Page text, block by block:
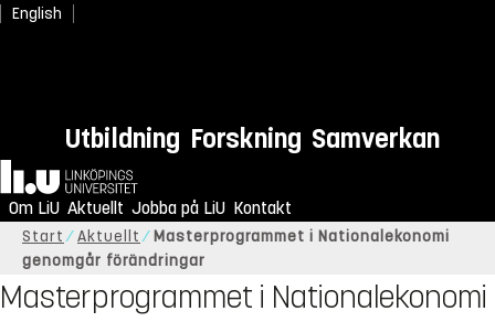
English
Utbildning Forskning Samverkan
Hem
Om LiU Aktuellt Jobba på LiU Kontakt
Start Aktuellt
Masterprogrammet i Nationalekonomi
genomgår förändringar
Masterprogrammet i Nationalekonomi